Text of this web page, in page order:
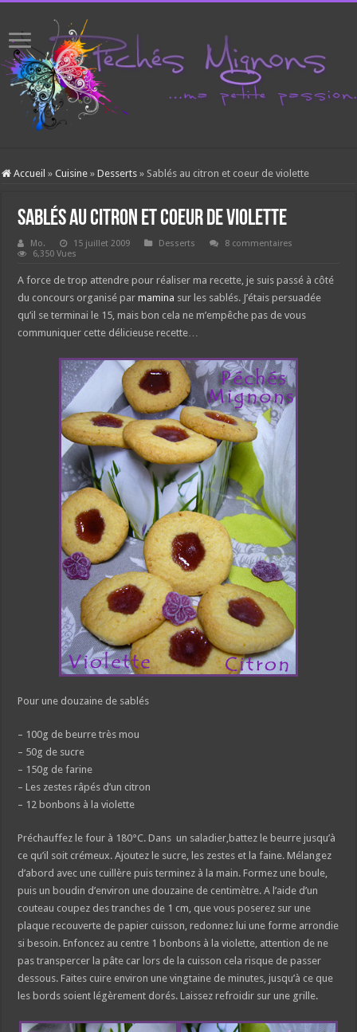
Accueil » Cuisine » Desserts » Sablés au citron et coeur de violette
Sablés au citron et coeur de violette
Mo. 15 juillet 2009 Desserts
8 commentaires
6,350 Vues
A force de trop attendre pour réaliser ma recette, je suis passé à côté
du concours organisé parmamina sur les sablés. J’étais persuadée
qu’il se terminai le 15, mais bon cela ne m’empêche pas de vous
communiquer cette délicieuse recette…
Pour une douzaine de sablés
– 100g de beurre très mou
– 50g de sucre
– 150g de farine
– Les zestes râpés d’un citron
– 12 bonbons à la violette
Préchauffez le four à 180°C. Dans un saladier,battez le beurre jusqu’à
ce qu’il soit crémeux. Ajoutez le sucre, les zestes et la faine. Mélangez
d’abord avec une cuillère puis terminez à la main. Formez une boule,
puis un boudin d’environ une douzaine de centimètre. A l’aide d’un
couteau coupez des tranches de 1 cm, que vous poserez sur une
plaque recouverte de papier cuisson, redonnez lui une forme arrondie
si besoin. Enfoncez au centre 1 bonbons à la violette, attention de ne
pas transpercer la pâte car lors de la cuisson cela risque de passer
dessous. Faites cuire environ une vingtaine de minutes, jusqu’à ce que
les bords soient légèrement dorés. Laissez refroidir sur une grille.